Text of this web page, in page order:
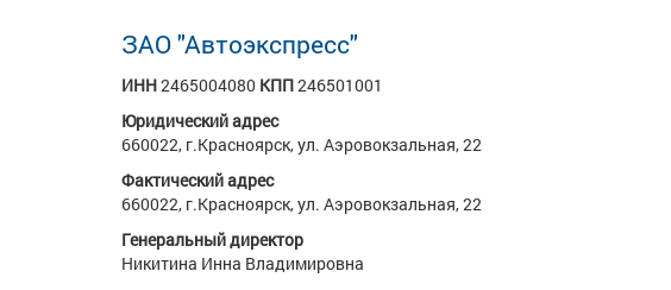
ЗАО "Автоэкспресс"
ИНН2465004080 КПП246501001
Юридический адрес
660022, г.Красноярск, ул. Аэровокзальная, 22
Фактический адрес
660022, г.Красноярск, ул. Аэровокзальная, 22
Генеральный директор
Никитина Инна Владимировна